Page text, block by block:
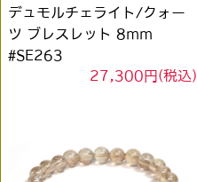
デュモルチェライト/クォー
ツ ブレスレット 8mm
#SE263
27,300円(税込)